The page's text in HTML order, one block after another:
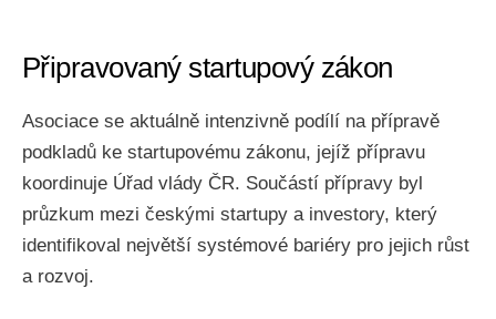
Připravovaný startupový zákon
Asociace se aktuálně intenzivně podílí na přípravě
podkladů ke startupovému zákonu, jejíž přípravu
koordinuje Úřad vlády ČR. Součástí přípravy byl
průzkum mezi českými startupy a investory, který
identifikoval největší systémové bariéry pro jejich růst
a rozvoj.